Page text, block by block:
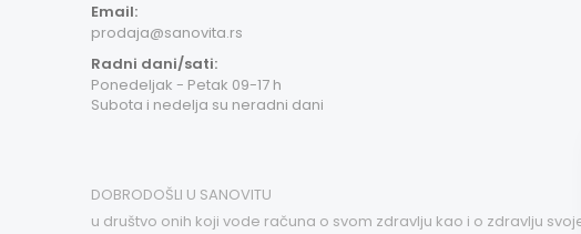
Email:
prodaja@sanovita.rs
Radni dani/sati:
Ponedeljak - Petak 09-17 h
Subota i nedelja su neradni dani
DOBRODOŠLI U SANOVITU
u društvo onih koji vode računa o svom zdravlju kao i o zdravlju